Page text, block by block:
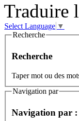
Traduire
Select Language ▼
Recherche
Recherche
Taper mot ou des
Navigation par
Navigation par :